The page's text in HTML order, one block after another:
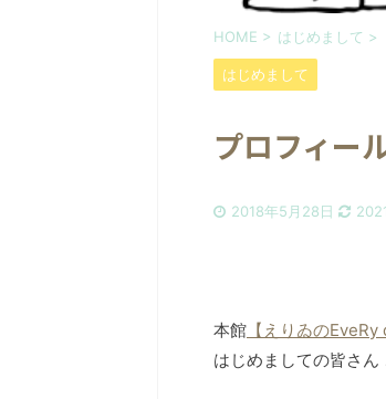
HOME > はじめまして >
はじめまして
プロフィー
2018年5月28日
本館 【えりゐのEveRy
はじめましての皆さん